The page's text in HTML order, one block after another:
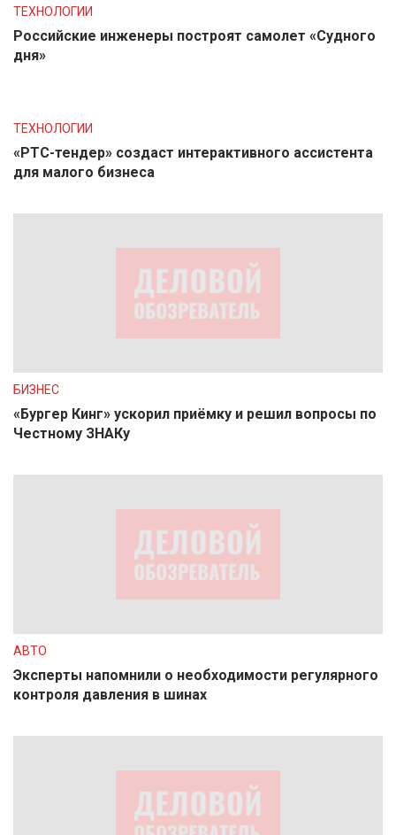
ТЕХНОЛОГИИ
Российские инженеры построят самолет «Судного
дня»
ТЕХНОЛОГИИ
«РТС-тендер» создаст интерактивного ассистента
для малого бизнеса
БИЗНЕС
«Бургер Кинг» ускорил приёмку и решил вопросы по
Честному ЗНАКу
АВТО
Эксперты напомнили о необходимости регулярного
контроля давления в шинах